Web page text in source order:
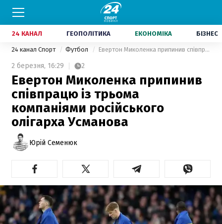
24 КАНАЛ ГЕОПОЛІТИКА ЕКОНОМІКА БІЗНЕС
24 канал Спорт Футбол Евертон Миколенка припинив співпрацю із трьома компаніями російського олігарха Усманова
2 березня, 16:29 2
Евертон Миколенка припинив
співпрацю із трьома
компаніями російського
олігарха Усманова
Юрій Семенюк